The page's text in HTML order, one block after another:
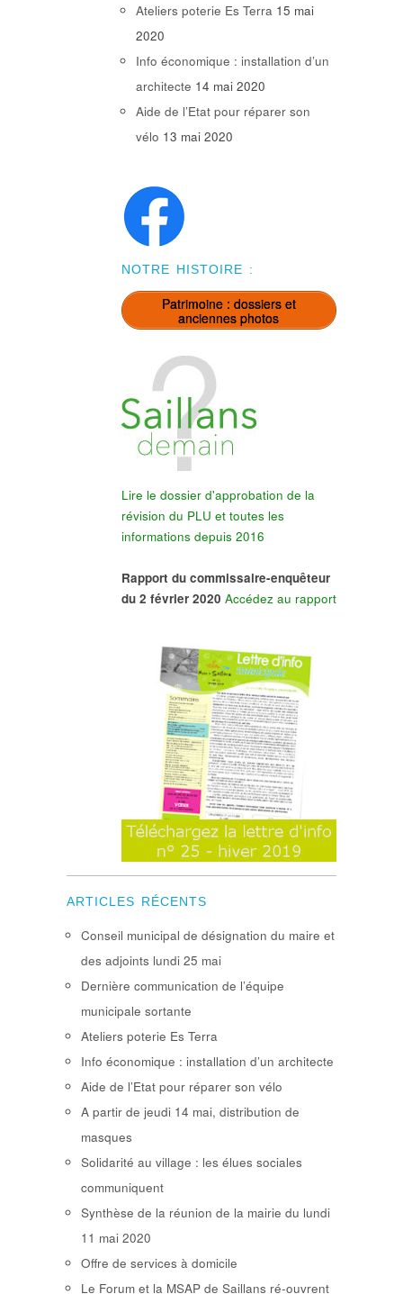
Ateliers poterie Es Terra 15 mai
2020
Info économique : installation d’un
architecte 14 mai 2020
Aide de l’Etat pour réparer son
vélo 13 mai 2020
NOTRE HISTOIRE :
Patrimoine : dossiers et
anciennes photos
Lire le dossier d'approbation de la
révision du PLU et toutes les
informations depuis 2016
Rapport du commissaire-enquêteur
du 2 février 2020 Accédez au rapport
ARTICLES RÉCENTS
Conseil municipal de désignation du maire et
des adjoints lundi 25 mai
Dernière communication de l’équipe
municipale sortante
Ateliers poterie Es Terra
Info économique : installation d’un architecte
Aide de l’Etat pour réparer son vélo
A partir de jeudi 14 mai, distribution de
masques
Solidarité au village : les élues sociales
communiquent
Synthèse de la réunion de la mairie du lundi
11 mai 2020
Offre de services à domicile
Le Forum et la MSAP de Saillans ré-ouvrent